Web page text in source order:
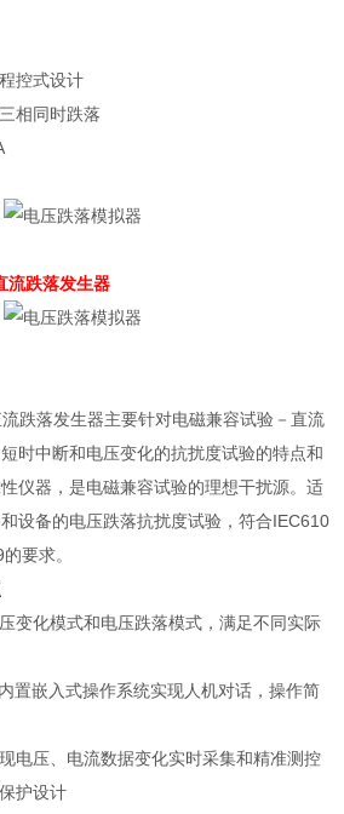
控式设计
相同时跌落
流跌落发生器
跌落发生器主要针对电磁兼容试验－直流
时中断和电压变化的抗扰度试验的特点和
仪器，是电磁兼容试验的理想干扰源。适
设备的电压跌落抗扰度试验，符合IEC610
的要求。
变化模式和电压跌落模式，满足不同实际
置嵌入式操作系统实现人机对话，操作简
电压、电流数据变化实时采集和精准测控
护设计